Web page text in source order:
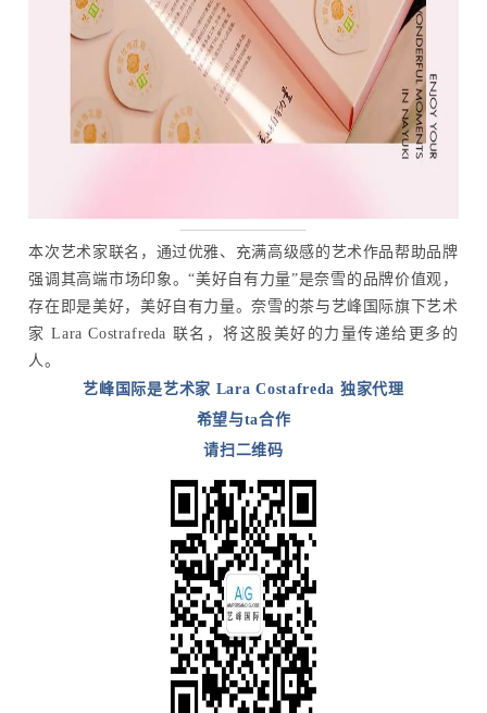
本次艺术家联名，通过优雅、充满高级感的艺术作品帮助品牌
强调其高端市场印象。“美好自有力量”是奈雪的品牌价值观，
存在即是美好，美好自有力量。奈雪的茶与艺峰国际旗下艺术
家 Lara Costrafreda 联名，将这股美好的力量传递给更多的
人。
艺峰国际是艺术家 Lara Costafreda 独家代理
希望与ta合作
请扫二维码